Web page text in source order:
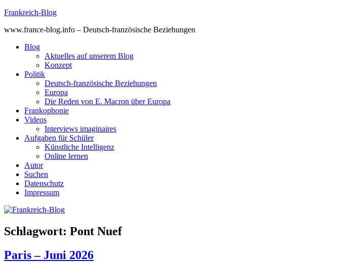
Skip
content
Frankreich-Blog
www.france-blog.info – Deutsch-französische Beziehungen
Blog
Aktuelles auf unserem Blog
Konzept
Politik
Deutsch-französische Beziehungen
Europa
Die Reden von E. Macron über Europa
Frankophonie
Videos
Interviews imaginaires
Aufgaben für Schüler
Künstliche Intelligenz
Online lernen
Autor
Suchen
Datenschutz
Impressum
Schlagwort: Pont Nuef
Paris – Juni 2026